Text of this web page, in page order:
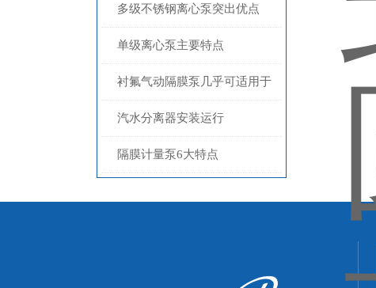
多级不锈钢离心泵突出优点
单级离心泵主要特点
衬氟气动隔膜泵几乎可适用于
所有溶剂
汽水分离器安装运行
隔膜计量泵6大特点